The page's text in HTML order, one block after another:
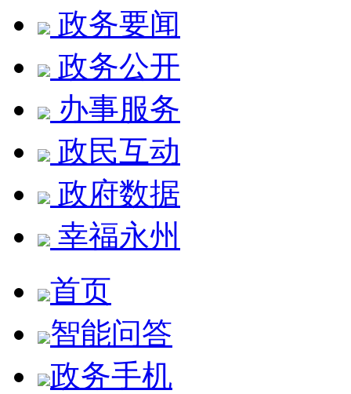
政务要闻
政务公开
办事服务
政民互动
政府数据
幸福永州
首页
智能问答
政务手机